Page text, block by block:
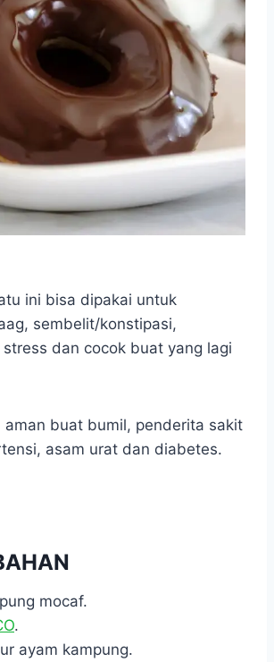
ini bisa dipakai untuk
sembelit/konstipasi,
dan cocok buat yang lagi
aman buat bumil, penderita sakit
asam urat dan diabetes.
mocaf.
.
ayam kampung.